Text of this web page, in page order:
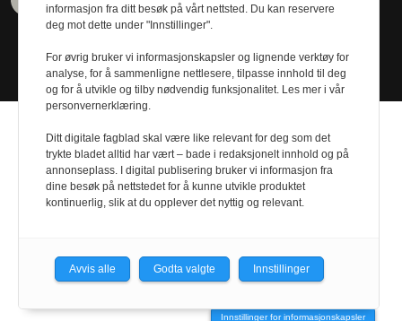
Design byNordström Design- Powered by
Innstillinger for informasjonskapsler
informasjon fra ditt besøk på vårt nettsted. Du kan reservere
deg mot dette under "Innstillinger".
For øvrig bruker vi informasjonskapsler og lignende verktøy for
analyse, for å sammenligne nettlesere, tilpasse innhold til deg
og for å utvikle og tilby nødvendig funksjonalitet. Les mer i vår
personvernerklæring.
Ditt digitale fagblad skal være like relevant for deg som det
trykte bladet alltid har vært – bade i redaksjonelt innhold og på
annonseplass. I digital publisering bruker vi informasjon fra
dine besøk på nettstedet for å kunne utvikle produktet
kontinuerlig, slik at du opplever det nyttig og relevant.
Avvis alle Godta valgte Innstillinger